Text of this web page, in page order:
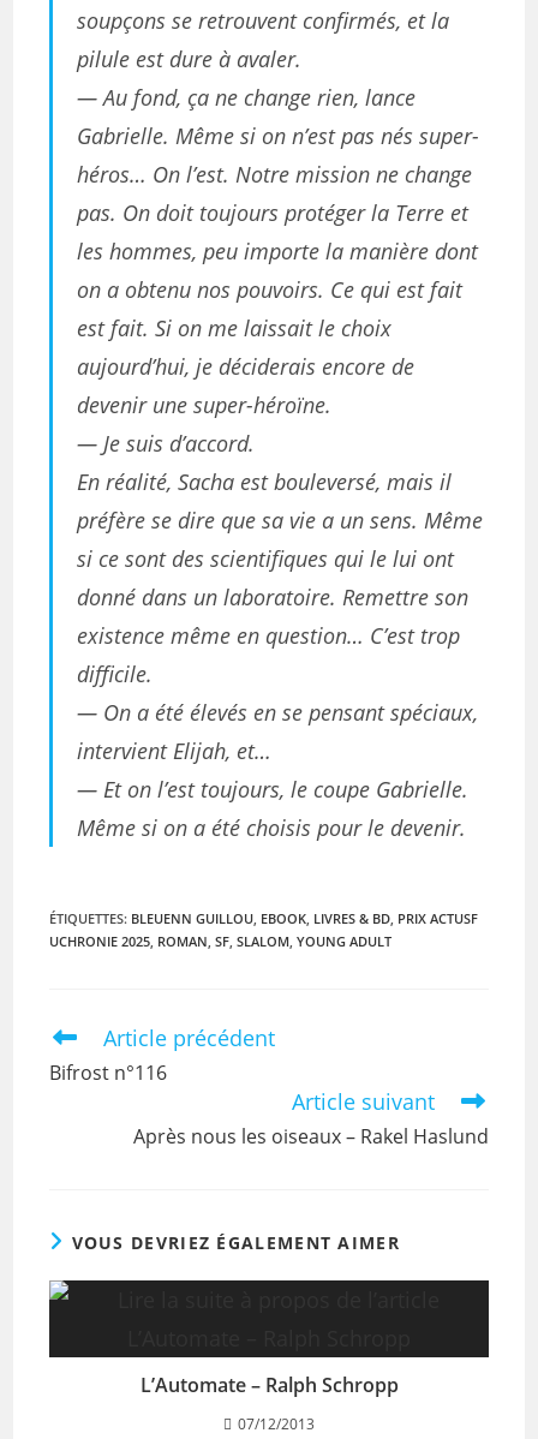
soupçons se retrouvent confirmés, et la
pilule est dure à avaler.
— Au fond, ça ne change rien, lance
Gabrielle. Même si on n’est pas nés super-
héros… On l’est. Notre mission ne change
pas. On doit toujours protéger la Terre et
les hommes, peu importe la manière dont
on a obtenu nos pouvoirs. Ce qui est fait
est fait. Si on me laissait le choix
aujourd’hui, je déciderais encore de
devenir une super-héroïne.
— Je suis d’accord.
En réalité, Sacha est bouleversé, mais il
préfère se dire que sa vie a un sens. Même
si ce sont des scientifiques qui le lui ont
donné dans un laboratoire. Remettre son
existence même en question… C’est trop
difficile.
— On a été élevés en se pensant spéciaux,
intervient Elijah, et…
— Et on l’est toujours, le coupe Gabrielle.
Même si on a été choisis pour le devenir.
ÉTIQUETTES: BLEUENN GUILLOU, EBOOK, LIVRES & BD, PRIX ACTUSF
UCHRONIE 2025, ROMAN, SF, SLALOM, YOUNG ADULT
Article précédent
Bifrost n°116
Article suivant
Après nous les oiseaux – Rakel Haslund
VOUS DEVRIEZ ÉGALEMENT AIMER
L’Automate – Ralph Schropp
07/12/2013